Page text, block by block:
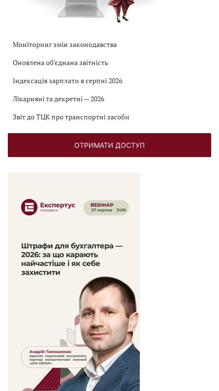
Моніторинг змін законодавства
Оновлена об’єднана звітність
Індексація зарплати в серпні 2026
Лікарняні та декретні — 2026
Звіт до ТЦК про транспортні засоби
ОТРИМАТИ ДОСТУП